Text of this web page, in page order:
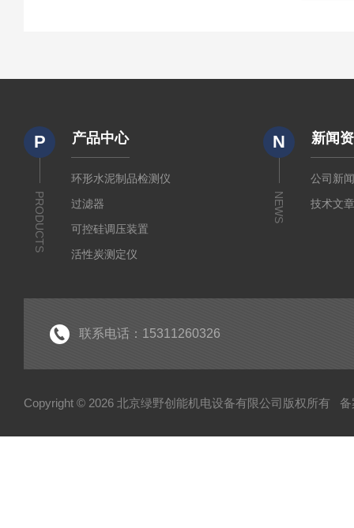
P
PRODUCTS
产品中心
环形水泥制品检测仪
过滤器
可控硅调压装置
活性炭测定仪
N
NEWS
新闻
公司新
技术文
联系电话：15311260326
Copyright © 2026 北京绿野创能机电设备有限公司版权所有 备